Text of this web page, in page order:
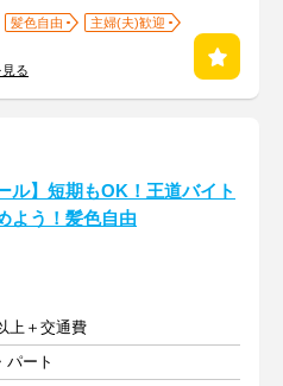
髪色自由
主婦(夫)歓迎
る
ル】短期もOK！王道バイト
よう！髪色自由
上＋交通費
パート